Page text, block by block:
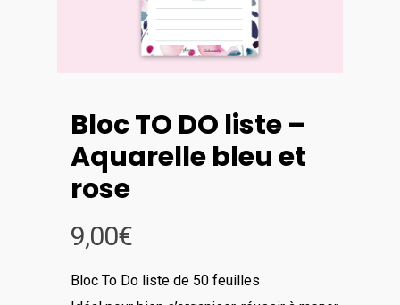
Bloc TO DO liste –
Aquarelle bleu et
rose
9,00€
Bloc To Do liste de 50 feuilles